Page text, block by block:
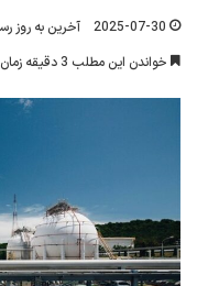
2025-07-30 آخرین به روز رسانی:
خواندن این مطلب 3 دقیقه زمان میبرد